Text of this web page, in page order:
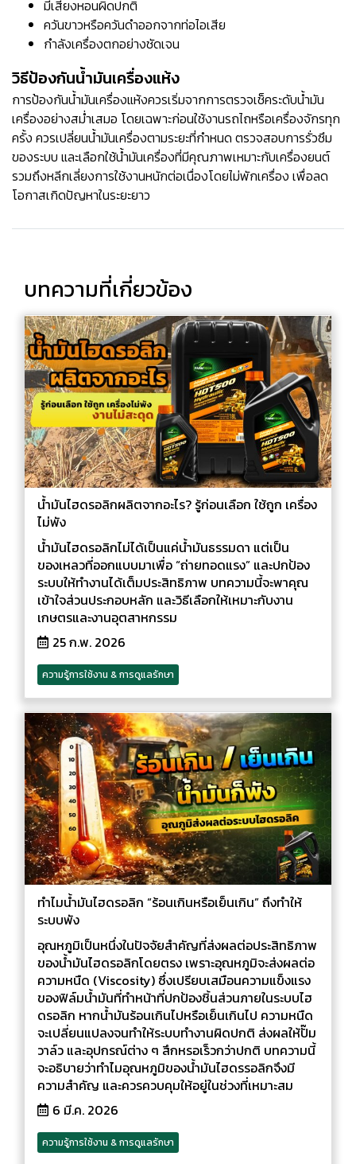
มีเสียงหอนผิดปกติ
ควันขาวหรือควันดำออกจากท่อไอเสีย
กำลังเครื่องตกอย่างชัดเจน
วิธีป้องกันน้ำมันเครื่องแห้ง
การป้องกันน้ำมันเครื่องแห้งควรเริ่มจากการตรวจเช็คระดับน้ำมัน
เครื่องอย่างสม่ำเสมอ โดยเฉพาะก่อนใช้งานรถไถหรือเครื่องจักรทุก
ครั้ง ควรเปลี่ยนน้ำมันเครื่องตามระยะที่กำหนด ตรวจสอบการรั่วซึม
ของระบบ และเลือกใช้น้ำมันเครื่องที่มีคุณภาพเหมาะกับเครื่องยนต์
รวมถึงหลีกเลี่ยงการใช้งานหนักต่อเนื่องโดยไม่พักเครื่อง เพื่อลด
โอกาสเกิดปัญหาในระยะยาว
บทความที่เกี่ยวข้อง
น้ำมันไฮดรอลิกผลิตจากอะไร? รู้ก่อนเลือก ใช้ถูก เครื่อง
ไม่พัง
น้ำมันไฮดรอลิกไม่ได้เป็นแค่น้ำมันธรรมดา แต่เป็น
ของเหลวที่ออกแบบมาเพื่อ “ถ่ายทอดแรง” และปกป้อง
ระบบให้ทำงานได้เต็มประสิทธิภาพ บทความนี้จะพาคุณ
เข้าใจส่วนประกอบหลัก และวิธีเลือกให้เหมาะกับงาน
เกษตรและงานอุตสาหกรรม
25 ก.พ. 2026
ความรู้การใช้งาน & การดูแลรักษา
ทำไมน้ำมันไฮดรอลิก “ร้อนเกินหรือเย็นเกิน” ถึงทำให้
ระบบพัง
อุณหภูมิเป็นหนึ่งในปัจจัยสำคัญที่ส่งผลต่อประสิทธิภาพ
ของน้ำมันไฮดรอลิกโดยตรง เพราะอุณหภูมิจะส่งผลต่อ
ความหนืด (Viscosity) ซึ่งเปรียบเสมือนความแข็งแรง
ของฟิล์มน้ำมันที่ทำหน้าที่ปกป้องชิ้นส่วนภายในระบบไฮ
ดรอลิก หากน้ำมันร้อนเกินไปหรือเย็นเกินไป ความหนืด
จะเปลี่ยนแปลงจนทำให้ระบบทำงานผิดปกติ ส่งผลให้ปั๊ม
วาล์ว และอุปกรณ์ต่าง ๆ สึกหรอเร็วกว่าปกติ บทความนี้
จะอธิบายว่าทำไมอุณหภูมิของน้ำมันไฮดรรอลิกจึงมี
ความสำคัญ และควรควบคุมให้อยู่ในช่วงที่เหมาะสม
6 มี.ค. 2026
ความรู้การใช้งาน & การดูแลรักษา